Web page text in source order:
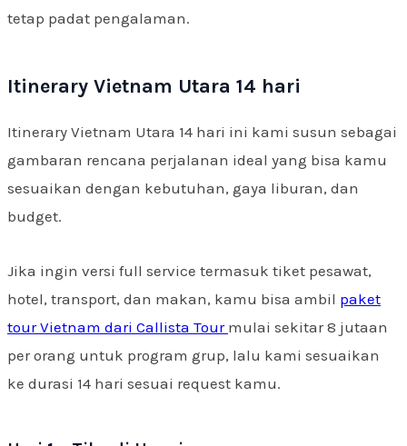
tetap padat pengalaman.
Itinerary Vietnam Utara 14 hari
Itinerary Vietnam Utara 14 hari ini kami susun sebagai
gambaran rencana perjalanan ideal yang bisa kamu
sesuaikan dengan kebutuhan, gaya liburan, dan
budget.
Jika ingin versi full service termasuk tiket pesawat,
hotel, transport, dan makan, kamu bisa ambil paket
tour Vietnam dari Callista Tour mulai sekitar 8 jutaan
per orang untuk program grup, lalu kami sesuaikan
ke durasi 14 hari sesuai request kamu.